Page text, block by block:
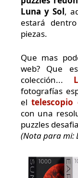
Luna y Sol,
estará
piezas.
Que mas
web? Que
colección...
fotografías
eltelescopio
con una
puzzles
(Nota para mi: